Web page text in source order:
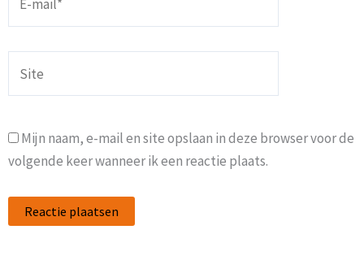
mail*
Mijn naam, e-mail en site opslaan in deze browser voor de
volgende keer wanneer ik een reactie plaats.